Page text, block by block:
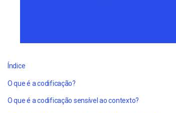
Índice
O que é a codificação?
O que é a codificação sensível ao contexto?